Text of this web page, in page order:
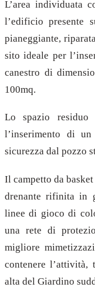
L’area individuata
l’edificio presente
pianeggiante,
sito ideale per
canestro di
100mq.
Lo spazio residuo
l’inserimento di
sicurezza dal pozzo
Il campetto da
drenante rifinita in
linee di gioco di
una rete di
migliore
contenere l’attività,
alta del Giardino